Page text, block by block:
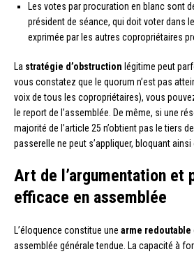
Les votes par procuration en blanc sont
président de séance, qui doit voter dans
exprimée par les autres copropriétaires
La stratégie d’obstruction légitime peut
vous constatez que le quorum n’est pas
voix de tous les copropriétaires), vous
le report de l’assemblée. De même, si une
majorité de l’article 25 n’obtient pas le tiers
passerelle ne peut s’appliquer, bloquant
Art de l’argumentation et
efficace en assemblée
L’éloquence constitue une arme redoutable
assemblée générale tendue. La capacité à